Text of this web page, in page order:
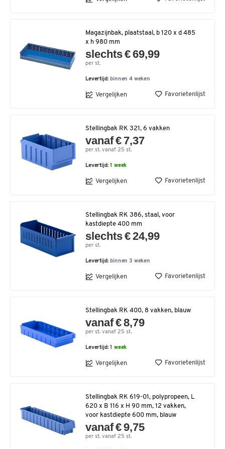
Magazijnbak, plaatstaal, b 120 x d 485
x h 980 mm
slechts € 69,99
per st.
Levertijd: binnen 4 weken
Vergelijken Favorietenlijst
Stellingbak RK 321, 6 vakken
vanaf € 7,37
per st. vanaf 25 st.
Levertijd:1 week
Vergelijken Favorietenlijst
Stellingbak RK 386, staal, voor
kastdiepte 400 mm
slechts € 24,99
per st.
Levertijd: binnen 3 weken
Vergelijken Favorietenlijst
Stellingbak RK 400, 8 vakken, blauw
vanaf € 8,79
per st. vanaf 25 st.
Levertijd:1 week
Vergelijken Favorietenlijst
Stellingbak RK 619-01, polypropeen, L
620 x B 116 x H 90 mm, 12 vakken,
voor kastdiepte 600 mm, blauw
vanaf € 9,75
per st. vanaf 25 st.